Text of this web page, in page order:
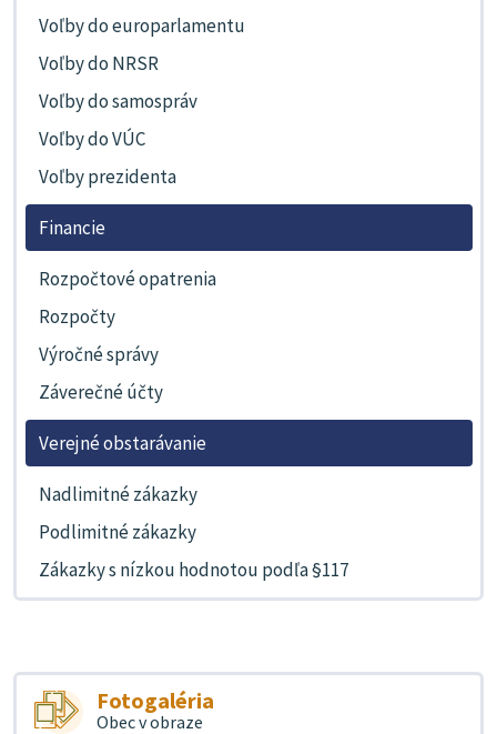
Voľby do europarlamentu
Voľby do NRSR
Voľby do samospráv
Voľby do VÚC
Voľby prezidenta
Financie
Rozpočtové opatrenia
Rozpočty
Výročné správy
Záverečné účty
Verejné obstarávanie
Nadlimitné zákazky
Podlimitné zákazky
Zákazky s nízkou hodnotou podľa §117
Fotogaléria
Obec v obraze